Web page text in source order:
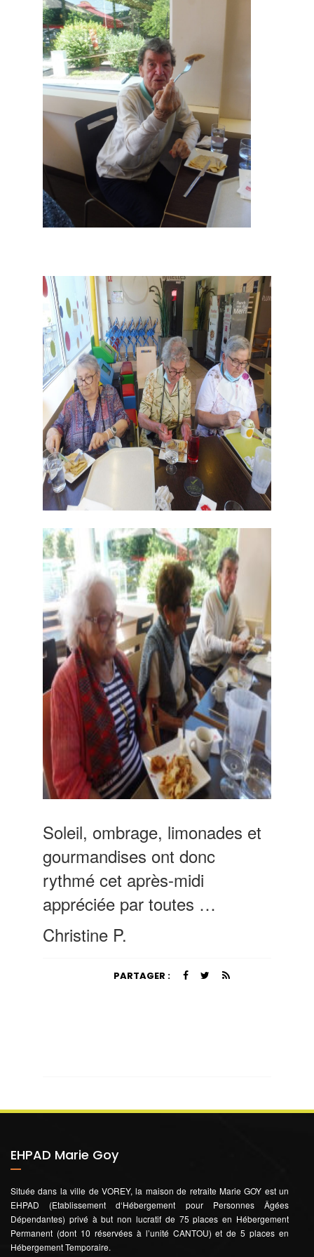
Soleil, ombrage, limonades et
gourmandises ont donc
rythmé cet après-midi
appréciée par toutes …
Christine P.
PARTAGER :
EHPAD Marie Goy
Située dans la ville de VOREY, la maison de retraite Marie GOY est un
EHPAD (Etablissement d‘Hébergement pour Personnes Âgées
Dépendantes) privé à but non lucratif de 75 places en Hébergement
Permanent (dont 10 réservées à l’unité CANTOU) et de 5 places en
Hébergement Temporaire.